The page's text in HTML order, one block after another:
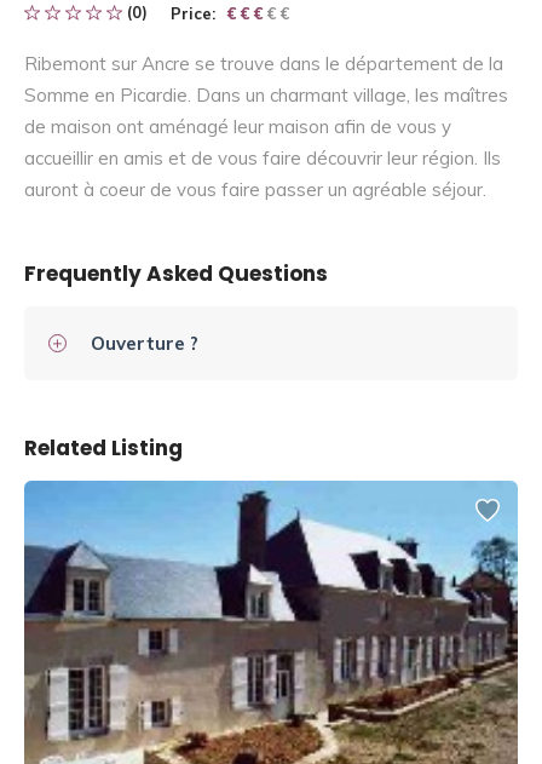
(0) Price: € € € € €
€ € €
Ribemont sur Ancre se trouve dans le département de la
Somme en Picardie. Dans un charmant village, les maîtres
de maison ont aménagé leur maison afin de vous y
accueillir en amis et de vous faire découvrir leur région. Ils
auront à coeur de vous faire passer un agréable séjour.
Frequently Asked Questions
Ouverture ?
Related Listing